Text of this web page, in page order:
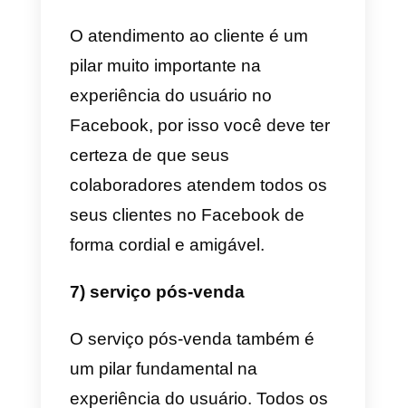
Por isso, um dos principais
na criação de conteúdo é que ele
seja de qualidade e otimizado
para que os potenciais clientes
interessem pelo seu produto ou
serviço. Melhorar
do cliente no Facebook.
4) A interação com os usuários
também é importante